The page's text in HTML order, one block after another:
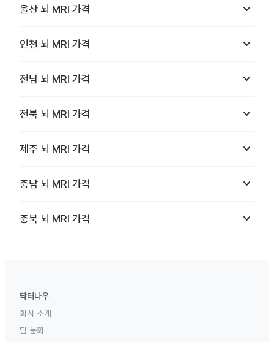
울산 뇌 MRI 가격 keyboard_arrow_down
인천 뇌 MRI 가격 keyboard_arrow_down
전남 뇌 MRI 가격 keyboard_arrow_down
전북 뇌 MRI 가격 keyboard_arrow_down
제주 뇌 MRI 가격 keyboard_arrow_down
충남 뇌 MRI 가격 keyboard_arrow_down
충북 뇌 MRI 가격 keyboard_arrow_down
닥터나우
회사 소개
팀 문화